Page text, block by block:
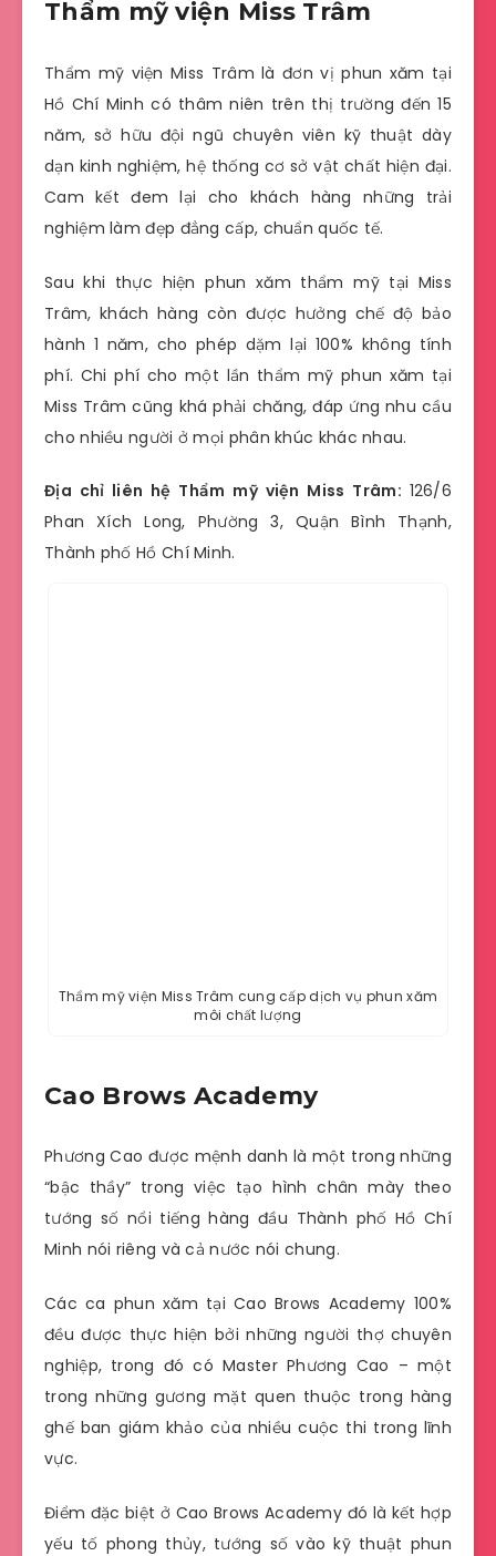
Thẩm mỹ viện Miss Trâm
Thẩm mỹ viện Miss Trâm là đơn vị phun xăm tại
Hồ Chí Minh có thâm niên trên thị trường đến 15
năm, sở hữu đội ngũ chuyên viên kỹ thuật dày
dạn kinh nghiệm, hệ thống cơ sở vật chất hiện đại.
Cam kết đem lại cho khách hàng những trải
nghiệm làm đẹp đẳng cấp, chuẩn quốc tế.
Sau khi thực hiện phun xăm thẩm mỹ tại Miss
Trâm, khách hàng còn được hưởng chế độ bảo
hành 1 năm, cho phép dặm lại 100% không tính
phí. Chi phí cho một lần thẩm mỹ phun xăm tại
Miss Trâm cũng khá phải chăng, đáp ứng nhu cầu
cho nhiều người ở mọi phân khúc khác nhau.
Địa chỉ liên hệ Thẩm mỹ viện Miss Trâm: 126/6
Phan Xích Long, Phường 3, Quận Bình Thạnh,
Thành phố Hồ Chí Minh.
Thẩm mỹ viện Miss Trâm cung cấp dịch vụ phun xăm
môi chất lượng
Cao Brows Academy
Phương Cao được mệnh danh là một trong những
“bậc thầy” trong việc tạo hình chân mày theo
tướng số nổi tiếng hàng đầu Thành phố Hồ Chí
Minh nói riêng và cả nước nói chung.
Các ca phun xăm tại Cao Brows Academy 100%
đều được thực hiện bởi những người thợ chuyên
nghiệp, trong đó có Master Phương Cao – một
trong những gương mặt quen thuộc trong hàng
ghế ban giám khảo của nhiều cuộc thi trong lĩnh
vực.
Điểm đặc biệt ở Cao Brows Academy đó là kết hợp
yếu tố phong thủy, tướng số vào kỹ thuật phun